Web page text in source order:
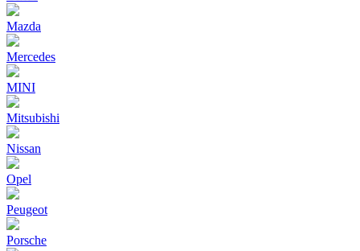
Mazda
Mercedes
MINI
Mitsubishi
Nissan
Opel
Peugeot
Porsche